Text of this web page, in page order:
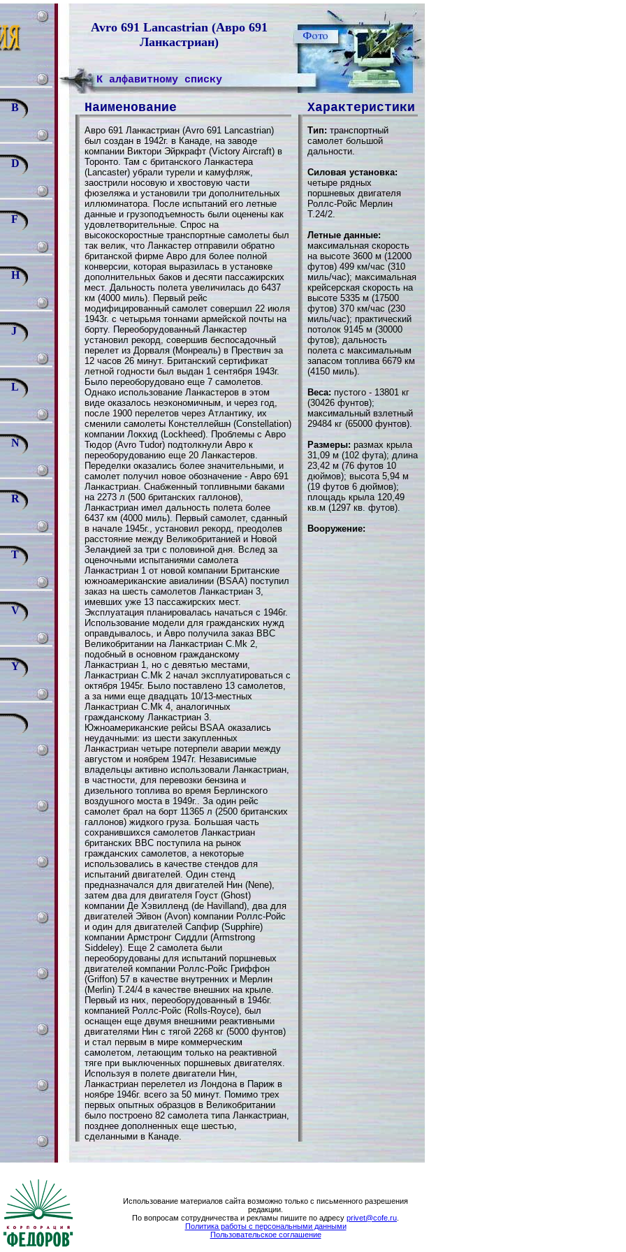
Avro 691 Lancastrian (Авро 691
Ланкастриан)
B
D
F
H
J
L
N
R
T
V
Y
К алфавитному списку
Наименование Характеристики
Авро 691 Ланкастриан (Avro 691 Lancastrian)
был создан в 1942г. в Канаде, на заводе
компании Виктори Эйркрафт (Victory Aircraft) в
Торонто. Там с британского Ланкастера
(Lancaster) убрали турели и камуфляж,
заострили носовую и хвостовую части
фюзеляжа и установили три дополнительных
иллюминатора. После испытаний его летные
данные и грузоподъемность были оценены как
удовлетворительные. Спрос на
высокоскоростные транспортные самолеты был
так велик, что Ланкастер отправили обратно
британской фирме Авро для более полной
конверсии, которая выразилась в установке
дополнительных баков и десяти пассажирских
мест. Дальность полета увеличилась до 6437
км (4000 миль). Первый рейс
модифицированный самолет совершил 22 июля
1943г. с четырьмя тоннами армейской почты на
борту. Переоборудованный Ланкастер
установил рекорд, совершив беспосадочный
перелет из Дорваля (Монреаль) в Прествич за
12 часов 26 минут. Британский сертификат
летной годности был выдан 1 сентября 1943г.
Было переоборудовано еще 7 самолетов.
Однако использование Ланкастеров в этом
виде оказалось неэкономичным, и через год,
после 1900 перелетов через Атлантику, их
сменили самолеты Констеллейшн (Constellation)
компании Локхид (Lockheed). Проблемы с Авро
Тюдор (Avro Tudor) подтолкнули Авро к
переоборудованию еще 20 Ланкастеров.
Переделки оказались более значительными, и
самолет получил новое обозначение - Авро 691
Ланкастриан. Снабженный топливными баками
на 2273 л (500 британских галлонов),
Ланкастриан имел дальность полета более
6437 км (4000 миль). Первый самолет, сданный
в начале 1945г., установил рекорд, преодолев
расстояние между Великобританией и Новой
Зеландией за три с половиной дня. Вслед за
оценочными испытаниями самолета
Ланкастриан 1 от новой компании Британские
южноамериканские авиалинии (BSAA) поступил
заказ на шесть самолетов Ланкастриан 3,
имевших уже 13 пассажирских мест.
Эксплуатация планировалась начаться с 1946г.
Использование модели для гражданских нужд
оправдывалось, и Авро получила заказ ВВС
Великобритании на Ланкастриан С.Мk 2,
подобный в основном гражданскому
Ланкастриан 1, но с девятью местами,
Ланкастриан С.Мk 2 начал эксплуатироваться с
октября 1945г. Было поставлено 13 самолетов,
а за ними еще двадцать 10/13-местных
Ланкастриан С.Мk 4, аналогичных
гражданскому Ланкастриан 3.
Южноамериканские рейсы BSАА оказались
неудачными: из шести закупленных
Ланкастриан четыре потерпели аварии между
августом и ноябрем 1947г. Независимые
владельцы активно использовали Ланкастриан,
в частности, для перевозки бензина и
дизельного топлива во время Берлинского
воздушного моста в 1949г.. За один рейс
самолет брал на борт 11365 л (2500 британских
галлонов) жидкого груза. Большая часть
сохранившихся самолетов Ланкастриан
британских ВВС поступила на рынок
гражданских самолетов, а некоторые
использовались в качестве стендов для
испытаний двигателей. Один стенд
предназначался для двигателей Нин (Nene),
затем два для двигателя Гоуст (Ghost)
компании Де Хэвилленд (de Havilland), два для
двигателей Эйвон (Avon) компании Роллс-Ройс
и один для двигателей Сапфир (Supphire)
компании Армстронг Сиддли (Armstrong
Siddeley). Еще 2 самолета были
переоборудованы для испытаний поршневых
двигателей компании Роллс-Ройс Гриффон
(Griffon) 57 в качестве внутренних и Мерлин
(Merlin) Т.24/4 в качестве внешних на крыле.
Первый из них, переоборудованный в 1946г.
компанией Роллс-Ройс (Rolls-Royce), был
оснащен еще двумя внешними реактивными
двигателями Нин с тягой 2268 кг (5000 фунтов)
и стал первым в мире коммерческим
самолетом, летающим только на реактивной
тяге при выключенных поршневых двигателях.
Используя в полете двигатели Нин,
Ланкастриан перелетел из Лондона в Париж в
ноябре 1946г. всего за 50 минут. Помимо трех
первых опытных образцов в Великобритании
было построено 82 самолета типа Ланкастриан,
позднее дополненных еще шестью,
сделанными в Канаде.
Тип: транспортный
самолет большой
дальности.
Силовая установка:
четыре рядных
поршневых двигателя
Роллс-Ройс Мерлин
Т.24/2.
Летные данные:
максимальная скорость
на высоте 3600 м (12000
футов) 499 км/час (310
миль/час); максимальная
крейсерская скорость на
высоте 5335 м (17500
футов) 370 км/час (230
миль/час); практический
потолок 9145 м (30000
футов); дальность
полета с максимальным
запасом топлива 6679 км
(4150 миль).
Веса: пустого - 13801 кг
(30426 фунтов);
максимальный взлетный
29484 кг (65000 фунтов).
Размеры: размах крыла
31,09 м (102 фута); длина
23,42 м (76 футов 10
дюймов); высота 5,94 м
(19 футов 6 дюймов);
площадь крыла 120,49
кв.м (1297 кв. футов).
Вооружение:
Использование материалов сайта возможно только с письменного разрешения
редакции.
По вопросам сотрудничества и рекламы пишите по адресу privet@cofe.ru
Политика работы с персональными данными
Пользовательское соглашение